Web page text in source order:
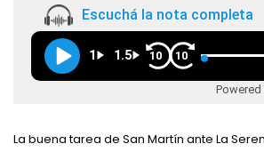
Escuchá la nota completa
1 1.5 10 10
La buena tarea de San Martín ante La